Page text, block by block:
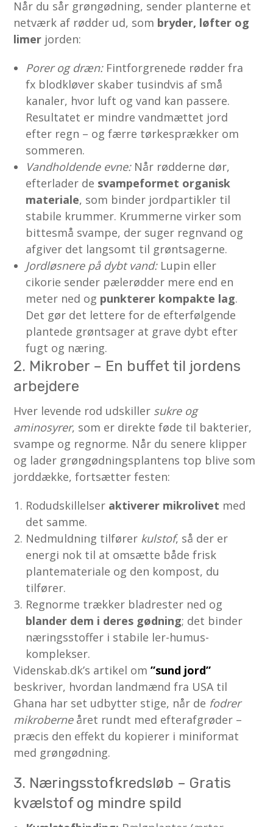
Når du sår grøngødning, sender planterne et
netværk af rødder ud, som bryder, løfter og
limer jorden:
Porer og dræn:Fintforgrenede rødder fra
fx blodkløver skaber tusindvis af små
kanaler, hvor luft og vand kan passere.
Resultatet er mindre vandmættet jord
efter regn – og færre tørkesprækker om
sommeren.
Vandholdende evne:Når rødderne dør,
efterlader de svampeformet organisk
materiale, som binder jordpartikler til
stabile krummer. Krummerne virker som
bittesmå svampe, der suger regnvand og
afgiver det langsomt til grøntsagerne.
Jordløsnere på dybt vand:Lupin eller
cikorie sender pælerødder mere end en
meter ned og punkterer kompakte lag.
Det gør det lettere for de efterfølgende
plantede grøntsager at grave dybt efter
fugt og næring.
2. Mikrober – En buffet til jordens
arbejdere
Hver levende rod udskiller sukre og
aminosyrer, som er direkte føde til bakterier,
svampe og regnorme. Når du senere klipper
og lader grøngødningsplantens top blive som
jorddække, fortsætter festen:
Rodudskillelser aktiverer mikrolivet med
det samme.
Nedmuldning tilfører kulstof, så der er
energi nok til at omsætte både frisk
plantemateriale og den kompost, du
tilfører.
Regnorme trækker bladrester ned og
blander dem i deres gødning; det binder
næringsstoffer i stabile ler-humus-
komplekser.
Videnskab.dk’s artikel om”sund jord”
beskriver, hvordan landmænd fra USA til
Ghana har set udbytter stige, når de fodrer
mikroberneåret rundt med efterafgrøder –
præcis den effekt du kopierer i miniformat
med grøngødning.
3. Næringsstofkredsløb – Gratis
kvælstof og mindre spild